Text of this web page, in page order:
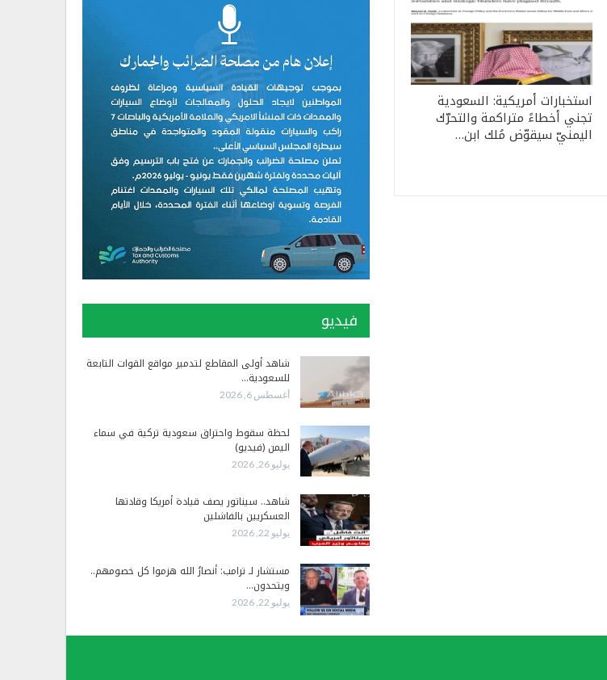
استخبارات أمريكية: السعودية
تجني أخطاءً متراكمة والتحرّك
اليمنيّ سيقوّض مُلك ابن…
فيديو
شاهد أولى المقاطع لتدمير مواقع القوات التابعة
للسعودية…
أغسطس 6, 2026
لحظة سقوط واحتراق سعودية تركية في سماء
اليمن (فيديو)
يوليو 26, 2026
شاهد.. سيناتور يصف قيادة أمريكا وقادتها
العسكريين بالفاشلين
يوليو 22, 2026
مستشار لـ ترامب: أنصارُ الله هزموا كل خصومهم..
ويتحدون…
يوليو 22, 2026